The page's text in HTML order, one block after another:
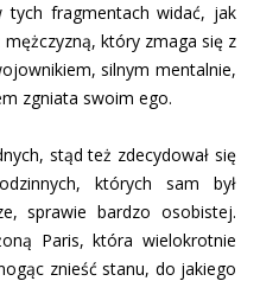
tych fragmentach widać, jak
który zmaga się z
silnym mentalnie,
zgniata swoim ego.
stąd też zdecydował się
których sam był
sprawie bardzo osobistej.
Paris, która wielokrotnie
znieść stanu, do jakiego